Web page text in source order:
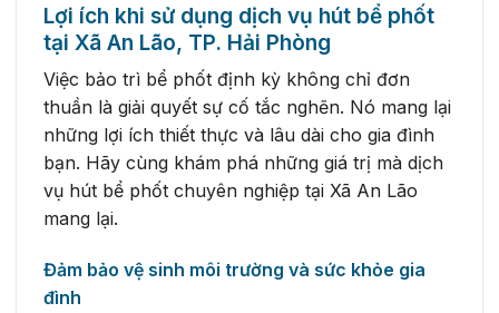
Lợi ích khi sử dụng dịch vụ hút bể phốt
tại Xã An Lão, TP. Hải Phòng
Việc bảo trì bể phốt định kỳ không chỉ đơn
thuần là giải quyết sự cố tắc nghẽn. Nó mang lại
những lợi ích thiết thực và lâu dài cho gia đình
bạn. Hãy cùng khám phá những giá trị mà dịch
vụ hút bể phốt chuyên nghiệp tại Xã An Lão
mang lại.
Đảm bảo vệ sinh môi trường và sức khỏe gia
đình